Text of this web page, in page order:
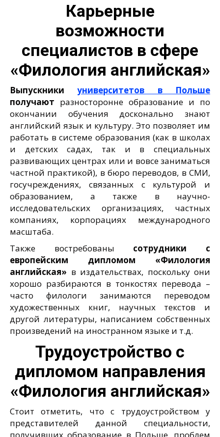
Карьерные
возможности
специалистов в сфере
«Филология английская»
Выпускникиуниверситетов в Польше
получают разносторонне образование и по
окончании обучения досконально знают
английский язык и культуру. Это позволяет им
работать в системе образования (как в школах
и детских садах, так и в специальных
развивающих центрах или и вовсе заниматься
частной практикой), в бюро переводов, в СМИ,
госучреждениях, связанных с культурой и
образованием, а также в научно-
исследовательских организациях, частных
компаниях, корпорациях международного
масштаба.
Также востребованы сотрудники с
европейским дипломом «Филология
английская» в издательствах, поскольку они
хорошо разбираются в тонкостях перевода –
часто филологи занимаются переводом
художественных книг, научных текстов и
другой литературы, написанием собственных
произведений на иностранном языке и т.д.
Трудоустройство с
дипломом направления
«Филология английская»
Стоит отметить, что с трудоустройством у
представителей данной специальности,